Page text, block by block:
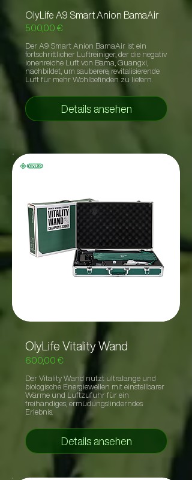
OlyLife A9 Smart Anion BamaAir
500,00 €
Der A9 Smart Anion BamaAir ist ein
fortschrittlicher Luftreiniger, der die negativ
ionenreiche Luft von Bama, Guangxi,
nachbildet, um sauberere, revitalisierende
Luft für mehr Wohlbefinden zu liefern.
Details ansehen
OlyLife Vitality Wand
600,00 €
Der Vitality Wand nutzt ultralange und
biologische Energiewellen mit einstellbarer
Wärme und Luftzufuhr für ein
freihändiges, ermüdungslinderndes
Erlebnis.
Details ansehen